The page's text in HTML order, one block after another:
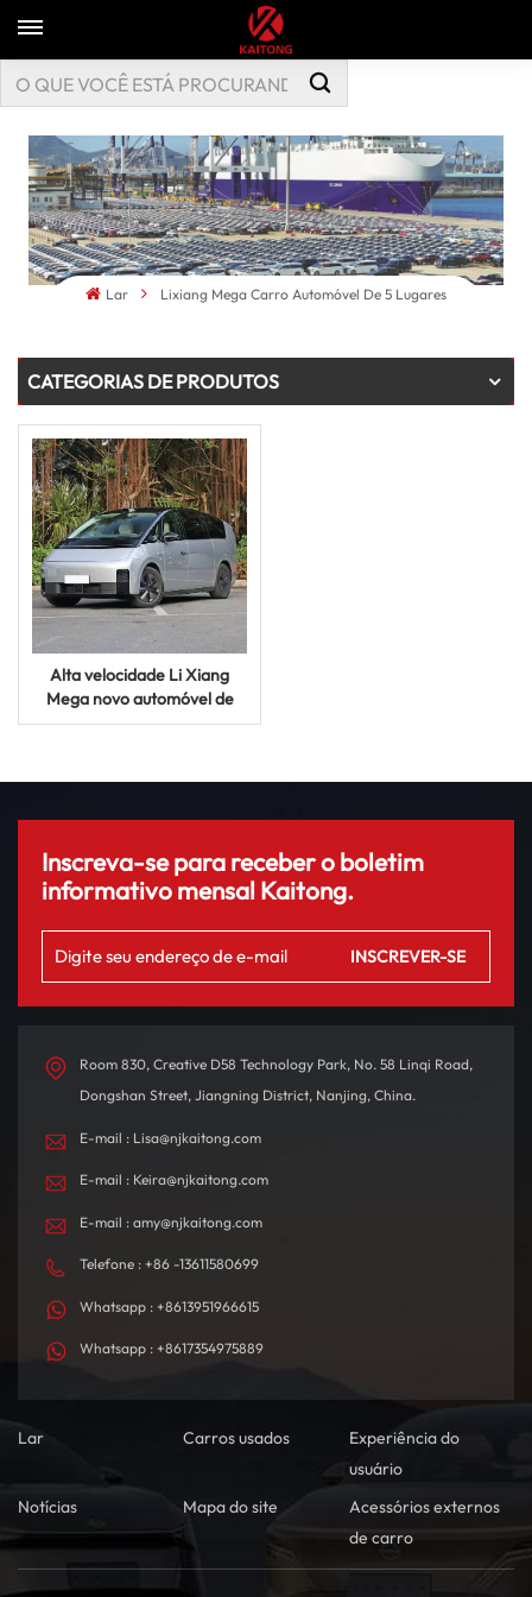
Lar Lixiang Mega Carro Automóvel De 5 Lugares
CATEGORIAS DE PRODUTOS
Alta velocidade Li Xiang
Mega novo automóvel de
luxo grande ampliado de
Inscreva-se para receber o boletim
informativo mensal Kaitong.
Room 830, Creative D58 Technology Park, No. 58 Linqi Road,
Dongshan Street, Jiangning District, Nanjing, China.
E-mail : Lisa@njkaitong.com
E-mail : Keira@njkaitong.com
E-mail : amy@njkaitong.com
Telefone : +86 -13611580699
Whatsapp : +8613951966615
Whatsapp : +8617354975889
Lar Carros usados
Experiência do
usuário
Notícias
Mapa do site
Acessórios externos
de carro